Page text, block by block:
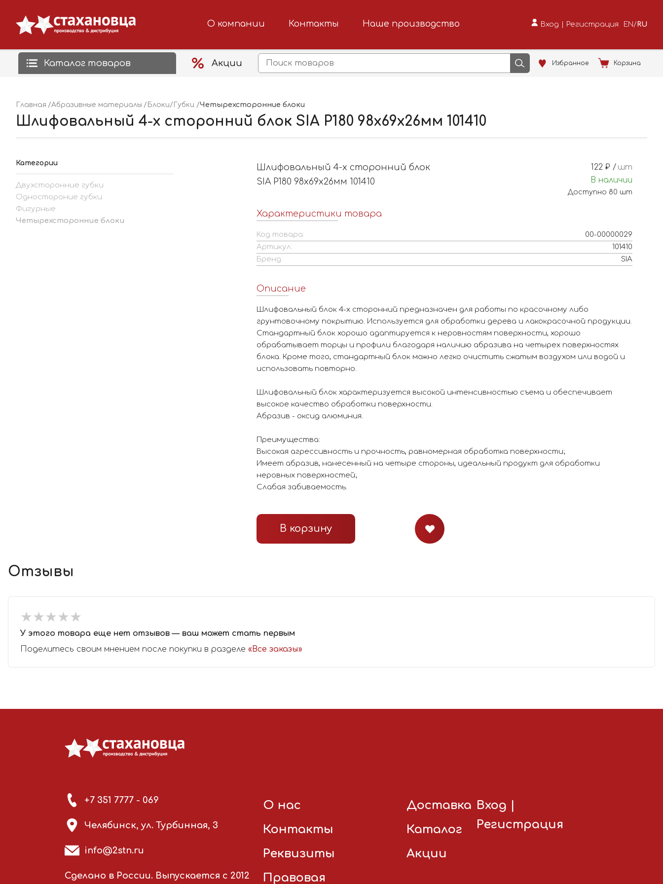
О компании Контакты Наше производство Вход | Регистрация EN /RU
Каталог товаров Акции Избранное Корзина
Главная Абразивные материалы Блоки/Губки Четырехсторонние блоки
Шлифовальный 4-х сторонний блок SIA P180 98х69х26мм 101410
Категории
Двухсторонние губки
Одностороние губки
Фигурные
Четырехсторонние блоки
Шлифовальный 4-х сторонний блок
SIA P180 98х69х26мм 101410
Характеристики товара
Код товара:
00-00000029
Артикул:
101410
Бренд:
SIA
Описание
Шлифовальный блок 4-х сторонний предназначен для работы по красочному либо
грунтовочному покрытию. Используется для обработки дерева и лакокрасочной продукции.
Стандартный блок хорошо адаптируется к неровностям поверхности, хорошо
обрабатывает торцы и профили благодаря наличию абразива на четырех поверхностях
блока. Кроме того, стандартный блок можно легко очистить сжатым воздухом или водой и
использовать повторно.
Шлифовальный блок характеризуется высокой интенсивностью съема и обеспечивает
высокое качество обработки поверхности.
Абразив - оксид алюминия.
Преимущества:
Высокая агрессивность и прочность, равномерная обработка поверхности;
Имеет абразив, нанесенный на четыре стороны, идеальный продукт для обработки
неровных поверхностей;
Слабая забиваемость.
122 ₽ / шт
В наличии
Доступно 80 шт
В корзину
Отзывы
★★★★★
★★★★★
У этого товара еще нет отзывов — ваш может стать первым
Поделитесь своим мнением после покупки в разделе «Все заказы»
+7 351 7777 - 069
Челябинск, ул. Турбинная, 3
info@2stn.ru
Сделано в России. Выпускается с 2012
О нас
Контакты
Реквизиты
Правовая
Доставка
Каталог
Акции
Вход |
Регистрация